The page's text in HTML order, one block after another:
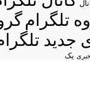
تلگرام
جدید
یک